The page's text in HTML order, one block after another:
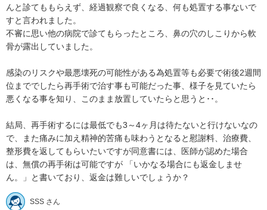
んと診てももらえず、経過観察で良くなる、何も処置する事ないで
すと言われました。
不審に思い他の病院で診てもらったところ、鼻の穴のしこりから軟
骨が露出していました。
感染のリスクや最悪壊死の可能性がある為処置等も必要で術後2週間
位まででしたら再手術で治す事も可能だった事、様子を見ていたら
悪くなる事を知り、このまま放置していたらと思うと･･。
結局、再手術するには最低でも3～4ヶ月は待たないと行けないなの
で、また痛みに加え精神的苦痛も味わうとなると慰謝料、治療費、
整形費を返してもらいたいですが同意書には、医師が認めた場合
は、無償の再手術は可能ですが 「いかなる場合にも返金しませ
ん。」と書いており、返金は難しいでしょうか？
SSS さん